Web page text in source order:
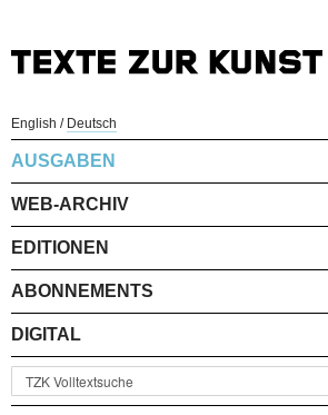
English / Deutsch
AUSGABEN
WEB-ARCHIV
EDITIONEN
ABONNEMENTS
DIGITAL